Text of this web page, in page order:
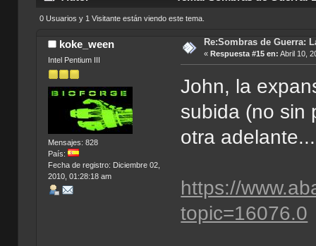
0 Usuarios y 1 Visitante están viendo este tema.
koke_ween
Intel Pentium III
Mensajes: 828
País:
Fecha de registro: Diciembre 02,
2010, 01:28:18 am
Re:Sombras de Guerra:
« Respuesta #15 en: Abril 10,
John, la
subida (no sin
otra adelante...
https://
topic=16076.0